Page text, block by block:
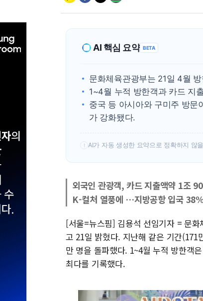
AI 핵심 요약 BETA
문화체육관광부는 21일 4월
1~4월 누적 방한객과 카드 지
중국 등 아시아와 구미주 방문
가 강화됐다.
! AI가 자동 생성한 요약으로 정확하지 않
외국인 관광객, 카드 지출액약 1조
K-컬처 열풍에 …지방공항 입국
[서울=뉴스핌] 김용석 선임기자 = 문
고 21일 밝혔다. 지난해 같은 기간
만 명을 돌파했다. 1~4월 누적 방한객
최다를 기록했다.